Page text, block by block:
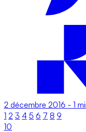
2 décembre 2016 - 1
1 2 3 4 5 6 7 8 9
10